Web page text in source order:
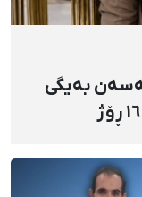
بەیگی
لە گرتنگەوە بۆ بەندیخانە دوای ١٦ ڕۆژ